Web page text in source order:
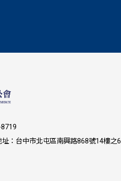
址：台中市北屯區南興路868號14樓之6